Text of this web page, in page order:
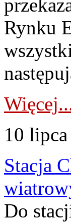
Rynku
10
Stacja
Do